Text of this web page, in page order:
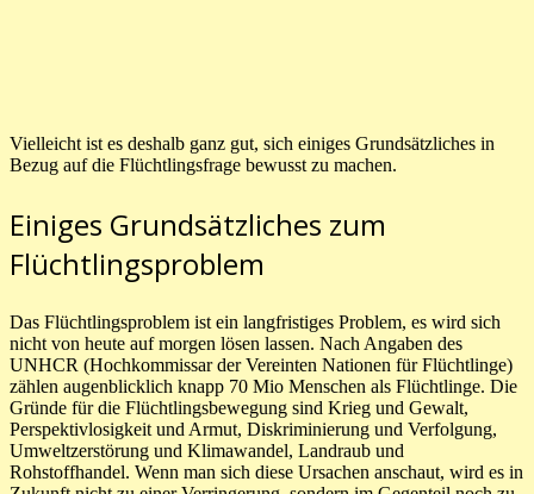
Vielleicht ist es deshalb ganz gut, sich einiges Grundsätzliches in
Bezug auf die Flüchtlingsfrage bewusst zu machen.
Einiges Grundsätzliches zum
Flüchtlingsproblem
Das Flüchtlingsproblem ist ein langfristiges Problem, es wird sich
nicht von heute auf morgen lösen lassen. Nach Angaben des
UNHCR (Hochkommissar der Vereinten Nationen für Flüchtlinge)
zählen augenblicklich knapp 70 Mio Menschen als Flüchtlinge. Die
Gründe für die Flüchtlingsbewegung sind Krieg und Gewalt,
Perspektivlosigkeit und Armut, Diskriminierung und Verfolgung,
Umweltzerstörung und Klimawandel, Landraub und
Rohstoffhandel. Wenn man sich diese Ursachen anschaut, wird es in